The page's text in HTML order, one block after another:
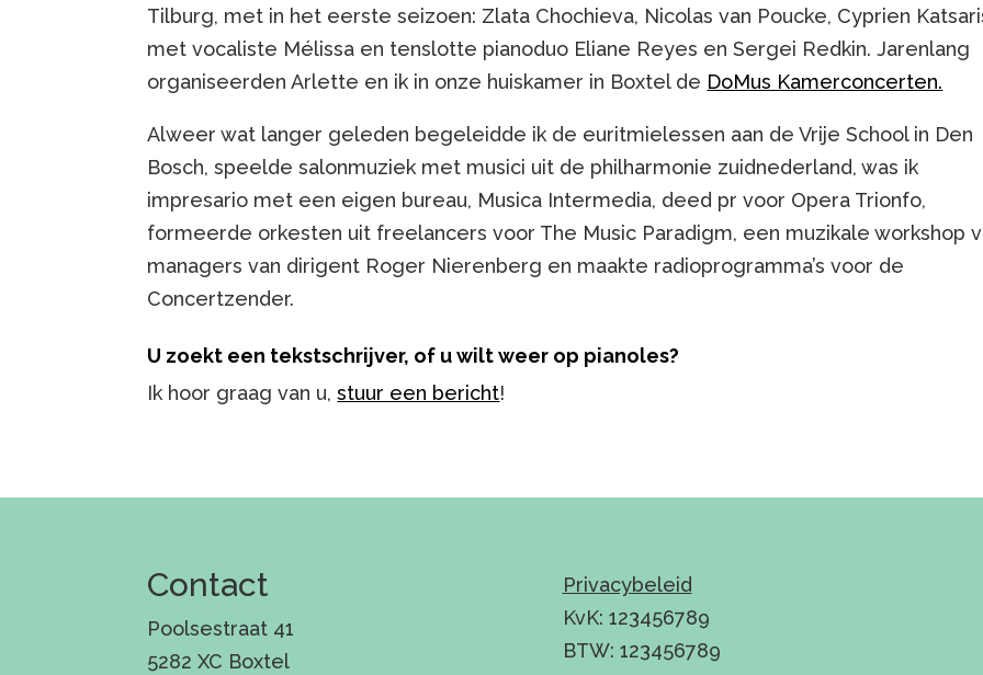
Tilburg, met in het eerste seizoen: Zlata Chochieva, Nicolas van Poucke, Cyprien
met vocaliste Mélissa en tenslotte pianoduo Eliane Reyes en Sergei Redkin. Jarenlang
organiseerden Arlette en ik in onze huiskamer in Boxtel de DoMus Kamerconcerten.
Alweer wat langer geleden begeleidde ik de euritmielessen aan de Vrije School in Den
Bosch, speelde salonmuziek met musici uit de philharmonie zuidnederland, was ik
impresario met een eigen bureau, Musica Intermedia, deed pr voor Opera Trionfo,
formeerde orkesten uit freelancers voor The Music Paradigm, een muzikale workshop
managers van dirigent Roger Nierenberg en maakte radioprogramma’s voor de
Concertzender.
U zoekt een tekstschrijver, of u wilt weer op pianoles?
Ik hoor graag van u,stuur een bericht!
Contact
Poolsestraat 41
5282 XC Boxtel
Privacybeleid
KvK: 123456789
BTW: 123456789